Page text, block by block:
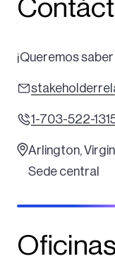
¡Queremos
1-703-522-
Arlington,
Sede central